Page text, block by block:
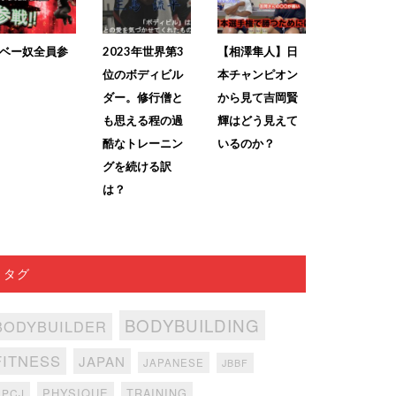
ー奴全員参
2023年世界第3
位のボディビル
ダー。修行僧と
も思える程の過
酷なトレーニン
グを続ける訳
は？
【相澤隼人】日
本チャンピオン
から見て吉岡賢
輝はどう見えて
いるのか？
タグ
BODYBUILDING
JAPAN JAPANESE JBBF